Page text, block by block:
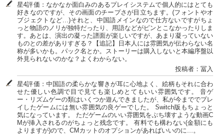
星4評価：なかなか面白みのあるプレイシステムで個人的にはとても
好きなのですが、その画面のチープさが目立ちます。(フォントやオ
ブジェクトなど…)それと、中国語メインなので仕方ないですがちょ
っと物語のノリが独特だったり、用語などがピンとこなかったりしま
す。あとは、演出の凝った譜面が楽しいですが、あまり凝っていない
ものとの差がありすぎる？【追記】日本人には雰囲気が伝わらない名
称が多いかも。パック名とか。ストーリーは購入しないと本編序盤以
外見られないのかな？よくわからない。
投稿者：冨入
星4評価：中国語の柔らかな響きが耳に心地よく、絵柄もそれに合わ
せた優しい色調で目で見ても楽しめとてもいい雰囲気です。 音ゲ
ー・リズムゲーの類はいくつか遊んできましたが、私が今まででプレ
イしたゲームには無い雰囲気の良ゲーでした。 Switch版もちょっと
気になっています。 ただゲームのいい雰囲気をぶち壊すような動画C
Mが挿入されるのがちょっと残念です。 有料でも構わない(金額にも
よりますが)ので、CMカットのオプションがあればいいのに…。